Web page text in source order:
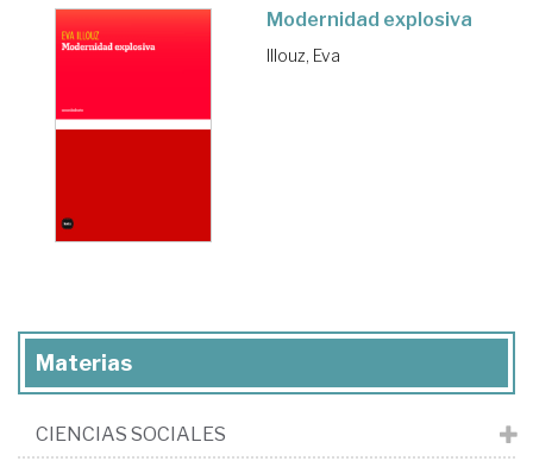
Modernidad explosiva
Illouz, Eva
Materias
CIENCIAS SOCIALES